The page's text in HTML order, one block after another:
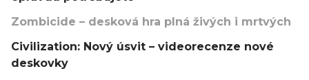
Zombicide – desková hra plná živých i mrtvých
Civilization: Nový úsvit – videorecenze nové
deskovky